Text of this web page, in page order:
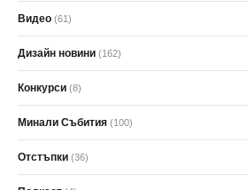
Видео (61)
Дизайн новини (162)
Конкурси (8)
Минали Събития (100)
Отстъпки (36)